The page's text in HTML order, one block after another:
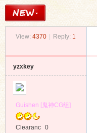
›
View: 4370 Reply: 1
yzxkey
Guishen [鬼神CG组]
Clearanc 0